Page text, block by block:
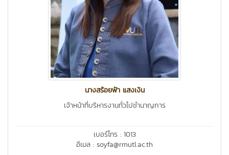
นางสร้อยฟ้า แสงเงิน
เจ้าหน้าที่บริหารงานทั่วไปชำนาญการ
เบอร์โทร : 1013
อีเมล : soyfa@rmutl.ac.th